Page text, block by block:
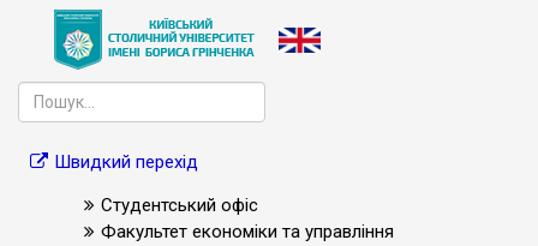
Швидкий перехід
Студентський офіс
Факультет економіки та управління